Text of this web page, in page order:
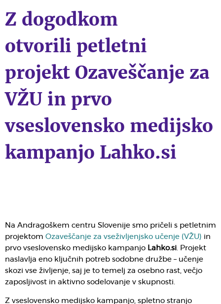
Z dogodkom
otvorili petletni
projekt Ozaveščanje za
VŽU in prvo
vseslovensko medijsko
kampanjo Lahko.si
Na Andragoškem centru Slovenije smo pričeli s petletnim
projektom Ozaveščanje za vseživljenjsko učenje (VŽU) in
prvo vseslovensko medijsko kampanjo Lahko.si. Projekt
naslavlja eno ključnih potreb sodobne družbe – učenje
skozi vse življenje, saj je to temelj za osebno rast, večjo
zaposljivost in aktivno sodelovanje v skupnosti.
Z vseslovensko medijsko kampanjo, spletno stranjo